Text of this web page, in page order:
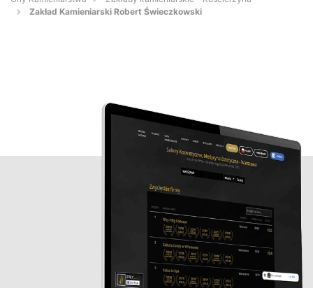
Zakład Kamieniarski Robert Świeczkowski